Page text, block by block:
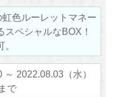
色ルーレットマネー
スペシャルなBOX！
2022.08.03（水）
で